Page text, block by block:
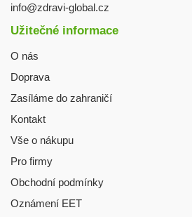
info@zdravi-global.cz
Užitečné informace
O nás
Doprava
Zasíláme do zahraničí
Kontakt
Vše o nákupu
Pro firmy
Obchodní podmínky
Oznámení EET